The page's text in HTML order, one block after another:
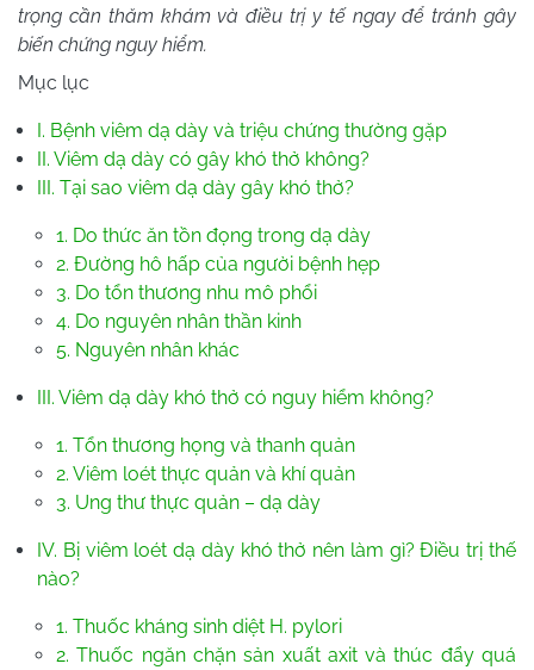
trọng cần thăm khám và điều trị y tế ngay để tránh gây
biến chứng nguy hiểm.
Mục lục
I. Bệnh viêm dạ dày và triệu chứng thường gặp
II. Viêm dạ dày có gây khó thở không?
III. Tại sao viêm dạ dày gây khó thở?
1. Do thức ăn tồn đọng trong dạ dày
2. Đường hô hấp của người bệnh hẹp
3. Do tổn thương nhu mô phổi
4. Do nguyên nhân thần kinh
5. Nguyên nhân khác
III. Viêm dạ dày khó thở có nguy hiểm không?
1. Tổn thương họng và thanh quản
2. Viêm loét thực quản và khí quản
3. Ung thư thực quản – dạ dày
IV. Bị viêm loét dạ dày khó thở nên làm gì? Điều trị thế
nào?
1. Thuốc kháng sinh diệt H. pylori
2. Thuốc ngăn chặn sản xuất axit và thúc đẩy quá